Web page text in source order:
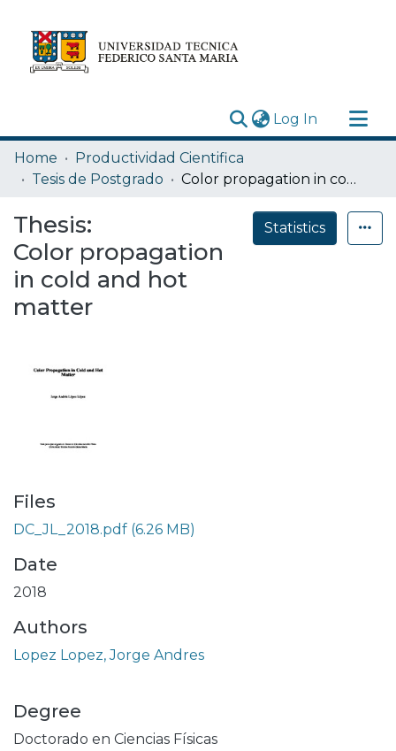
Log In (current)
Research Outputs
Statistics
Depósito
Home
Productividad Cientifica
Tesis de Postgrado
Color propagation in cold and hot matter
Thesis:
Color propagation
in cold and hot
matter
Statistics
Files
DC_JL_2018.pdf (6.26 MB)
Date
2018
Authors
Lopez Lopez, Jorge Andres
Degree
Doctorado en Ciencias Físicas